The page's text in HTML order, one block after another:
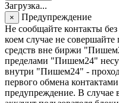
Загрузка...
×
Предупреждение
Не сообщайте контакты
коем случае не
средств вне биржи
пределами "Пишем24"
внутри "Пишем24" -
первого обмена
предупреждение. В случае